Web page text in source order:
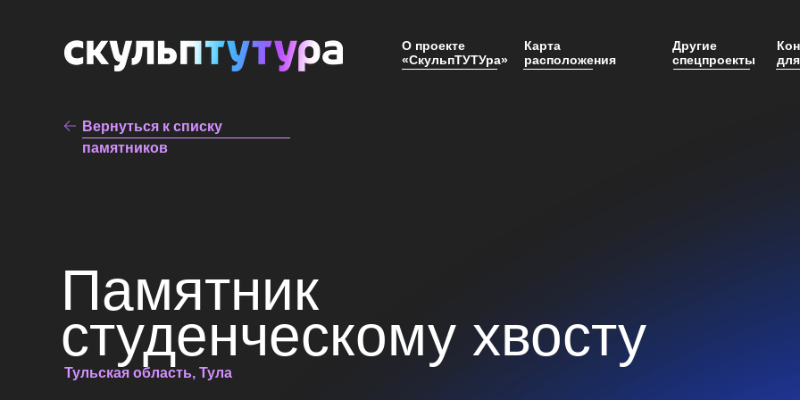
для
О проекте
«СкульпТУТУра»
Другие
спецпроекты
Карта
расположения
памятников
Вернуться к списку
памятников
Памятник
студенческому хвосту
Тульская область, Тула